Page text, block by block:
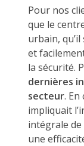
Pour nos
que le
urbain,
et
la sécurité.
dernières
secteur.
impliquait
intégrale
une